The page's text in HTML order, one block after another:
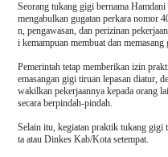
Seorang tukang gigi bernama
mengabulkan gugatan perkara nomor
n, pengawasan, dan perizinan
i kemampuan membuat dan
Pemerintah tetap memberikan izin
emasangan gigi tiruan lepasan diatur,
wakilkan pekerjaannya kepada orang
secara berpindah-pindah.
Selain itu, kegiatan praktik tukang gigi
ta atau Dinkes Kab/Kota setempat.